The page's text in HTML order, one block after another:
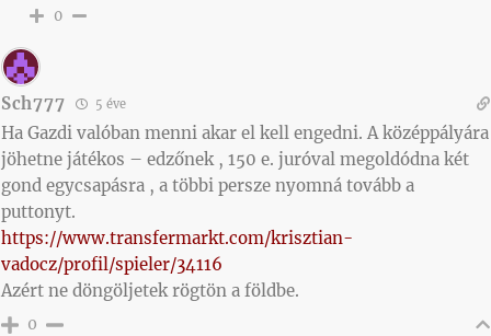
0
Sch777 5 éve
Ha Gazdi valóban menni akar el kell engedni. A középpályára
jöhetne játékos – edzőnek , 150 e. juróval megoldódna két
gond egycsapásra , a többi persze nyomná tovább a
puttonyt.
https://www.transfermarkt.com/krisztian-
vadocz/profil/spieler/34116
Azért ne döngöljetek rögtön a földbe.
0